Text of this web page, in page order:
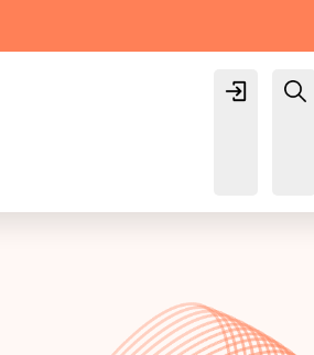
Login